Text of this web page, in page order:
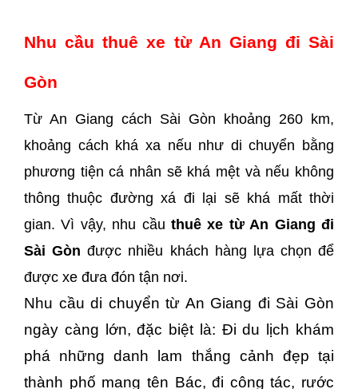
Nhu cầu thuê xe từ An Giang đi Sài
Gòn
Từ An Giang cách Sài Gòn khoảng 260 km,
khoảng cách khá xa nếu như di chuyển bằng
phương tiện cá nhân sẽ khá mệt và nếu không
thông thuộc đường xá đi lại sẽ khá mất thời
gian. Vì vậy, nhu cầu thuê xe từ An Giang đi
Sài Gòn được nhiều khách hàng lựa chọn để
được xe đưa đón tận nơi.
Nhu cầu di chuyển từ An Giang đi Sài Gòn
ngày càng lớn, đặc biệt là: Đi du lịch khám
phá những danh lam thắng cảnh đẹp tại
thành phố mang tên Bác, đi công tác, rước